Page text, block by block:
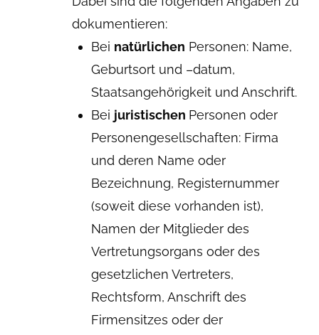
dokumentieren:
Bei natürlichen Personen: Name,
Geburtsort und –datum,
Staatsangehörigkeit und Anschrift.
Bei juristischen Personen oder
Personengesellschaften: Firma
und deren Name oder
Bezeichnung, Registernummer
(soweit diese vorhanden ist),
Namen der Mitglieder des
Vertretungsorgans oder des
gesetzlichen Vertreters,
Rechtsform, Anschrift des
Firmensitzes oder der